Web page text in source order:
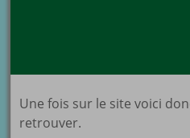
Une fois sur le site voici
retrouver.